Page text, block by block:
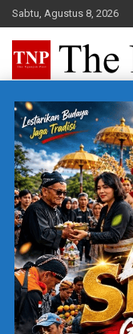
Skip
to
content
Sabtu, Agustus 8, 2026
The
Home Tim Redaksi
Penulis: